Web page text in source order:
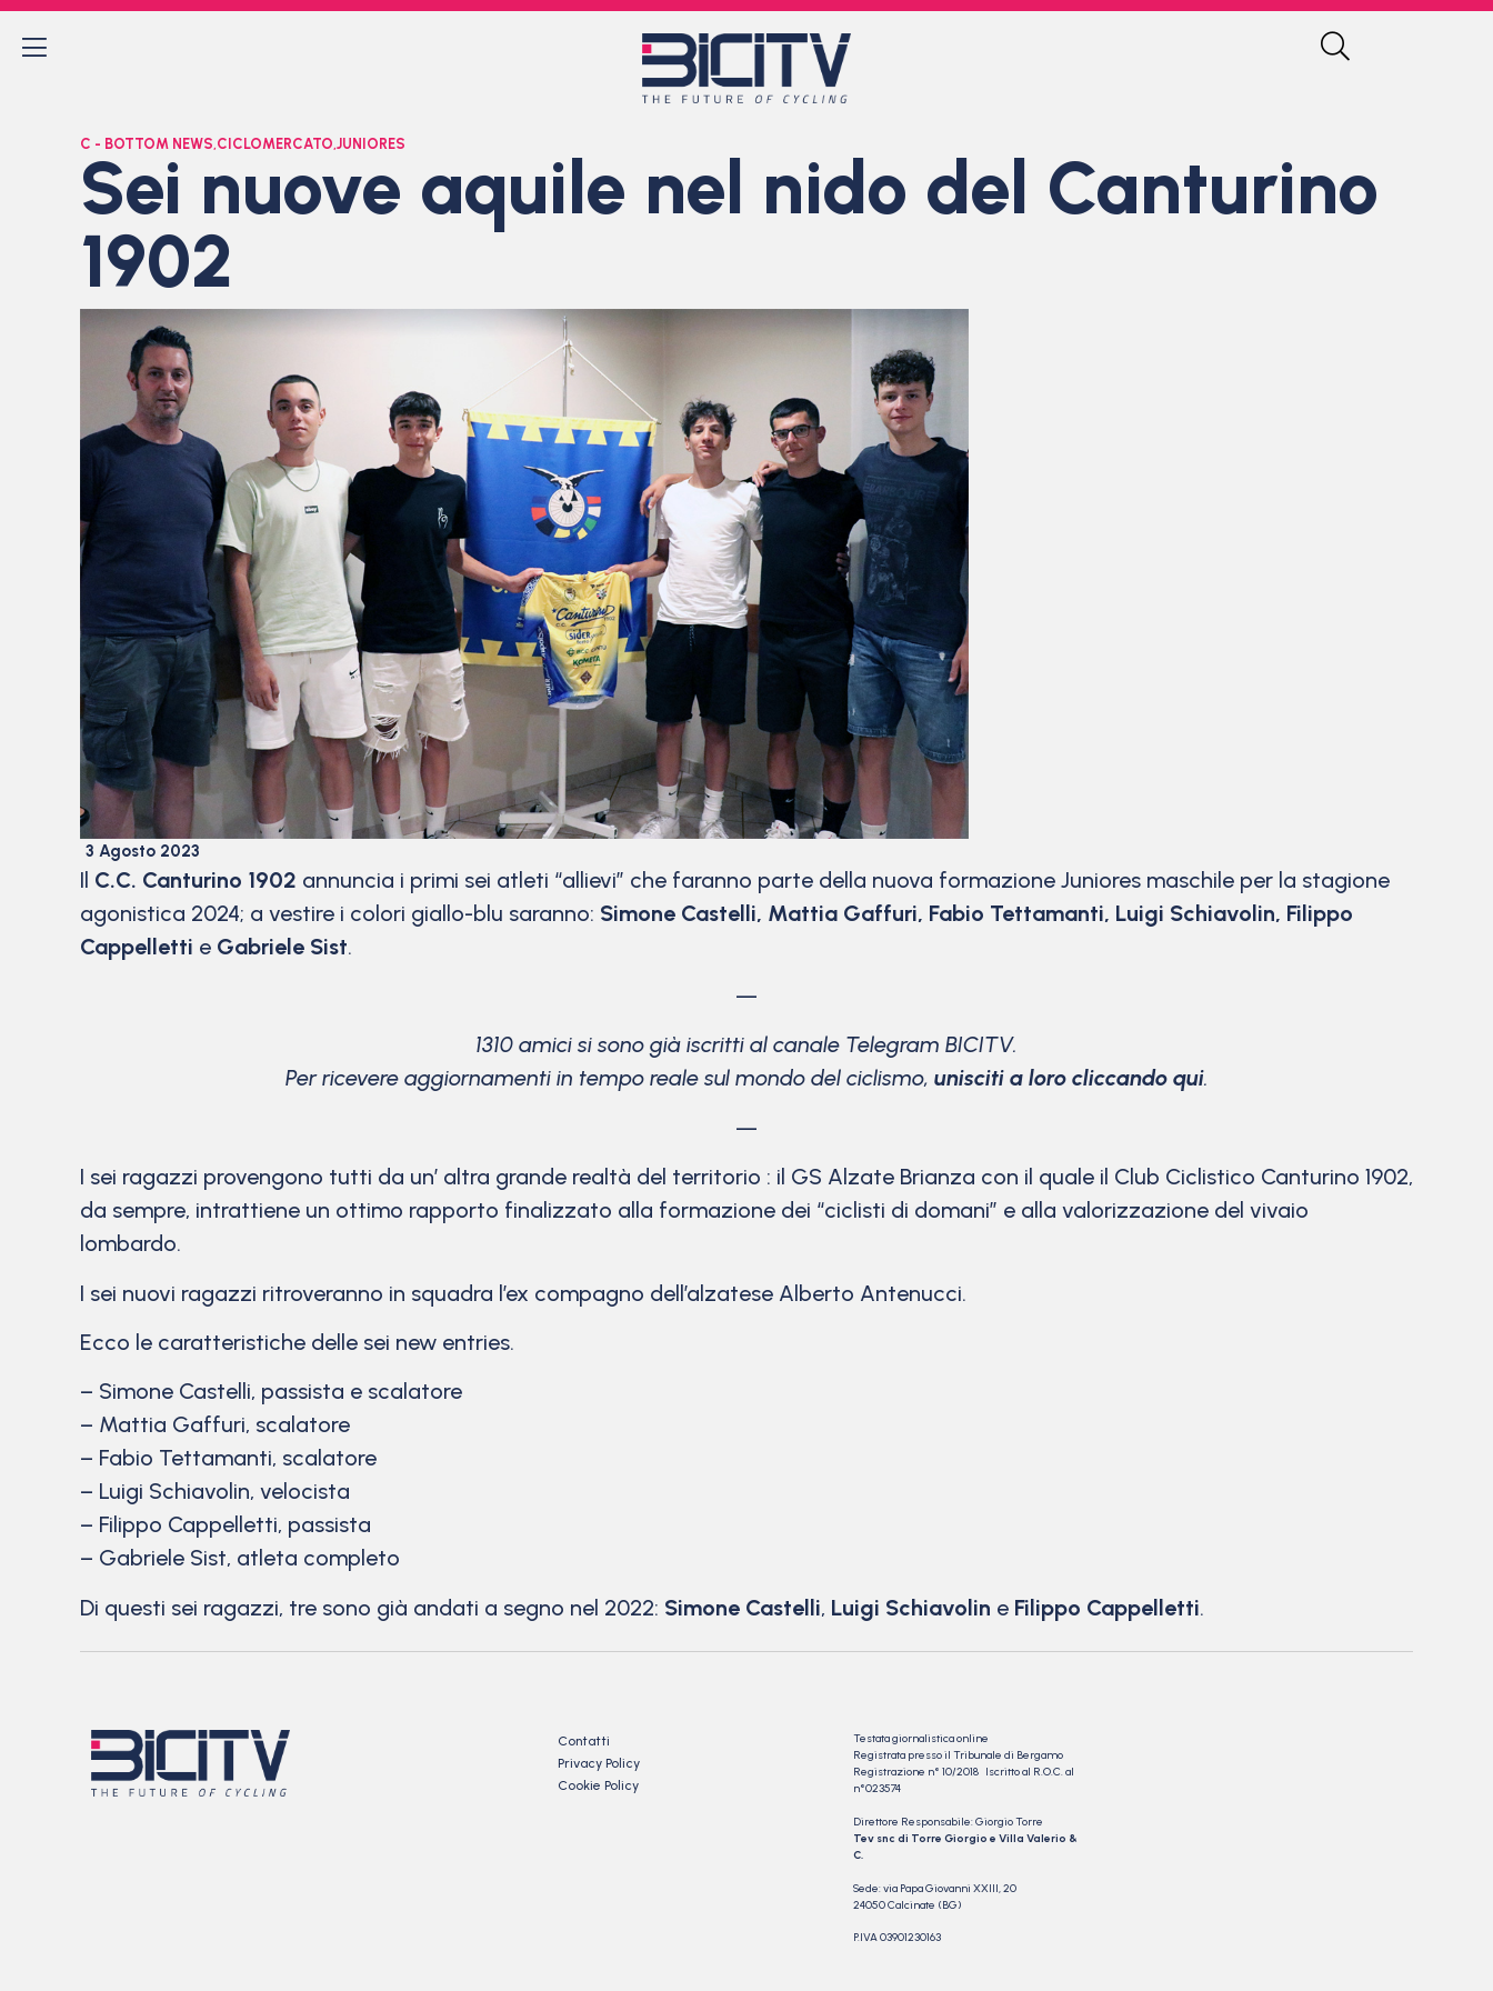
C - BOTTOM NEWS,CICLOMERCATO,JUNIORES
Sei nuove aquile nel nido del Canturino
1902
3 Agosto 2023
Il C.C. Canturino 1902 annuncia i primi sei atleti “allievi” che faranno parte della nuova formazione Juniores maschile per la stagione
agonistica 2024; a vestire i colori giallo-blu saranno: Simone Castelli, Mattia Gaffuri, Fabio Tettamanti, Luigi Schiavolin, Filippo
Cappelletti e Gabriele Sist.
—
1310 amici si sono già iscritti al canale Telegram BICITV.
Per ricevere aggiornamenti in tempo reale sul mondo del ciclismo, unisciti a loro cliccando qui.
—
I sei ragazzi provengono tutti da un’ altra grande realtà del territorio : il GS Alzate Brianza con il quale il Club Ciclistico Canturino 1902,
da sempre, intrattiene un ottimo rapporto finalizzato alla formazione dei “ciclisti di domani” e alla valorizzazione del vivaio
lombardo.
I sei nuovi ragazzi ritroveranno in squadra l’ex compagno dell’alzatese Alberto Antenucci.
Ecco le caratteristiche delle sei new entries.
– Simone Castelli, passista e scalatore
– Mattia Gaffuri, scalatore
– Fabio Tettamanti, scalatore
– Luigi Schiavolin, velocista
– Filippo Cappelletti, passista
– Gabriele Sist, atleta completo
Di questi sei ragazzi, tre sono già andati a segno nel 2022: Simone Castelli, Luigi Schiavolin e Filippo Cappelletti.
Contatti
Privacy Policy
Cookie Policy
Testata giornalistica online
Registrata presso il Tribunale di Bergamo
Registrazione n° 10/2018 Iscritto al R.O.C. al
n°023574
Direttore Responsabile: Giorgio Torre
Tev snc di Torre Giorgio e Villa Valerio &
C.
Sede: via Papa Giovanni XXIII, 20
24050 Calcinate (BG)
P.IVA 03901230163